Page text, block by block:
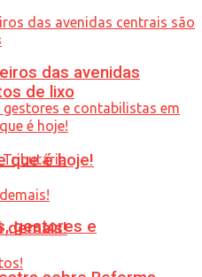
gestores e
das avenidas
de lixo
que é hoje!
demais!